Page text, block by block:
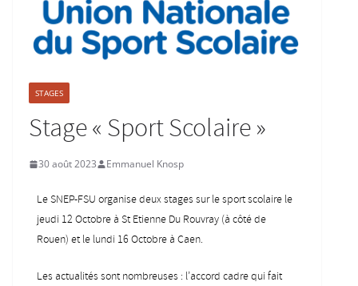
STAGES
Stage « Sport Scolaire »
30 août 2023 Emmanuel Knosp
Le SNEP-FSU organise deux stages sur le sport scolaire le
jeudi 12 Octobre à St Etienne Du Rouvray (à côté de
Rouen) et le lundi 16 Octobre à Caen.
Les actualités sont nombreuses : l’accord cadre qui fait